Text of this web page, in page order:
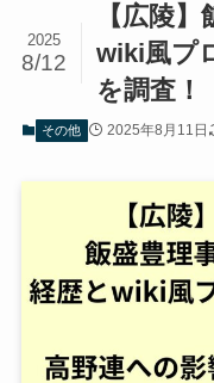
【広陵
wiki風プ
を調査！
2025
8/12
その他 2025年8月11日